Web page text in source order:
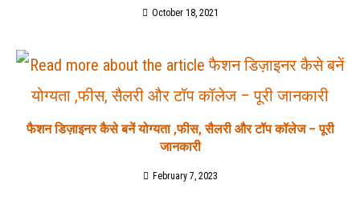
October 18, 2021
फैशन डिज़ाइनर कैसे बनें योग्यता ,फीस, सैलरी और टॉप कॉलेज – पूरी
जानकारी
February 7, 2023